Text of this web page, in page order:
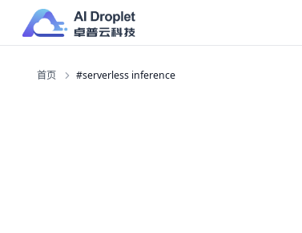
首页 #serverless inference